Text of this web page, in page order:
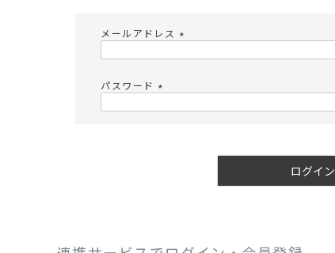
ビジネスバッグ
時計
その他
AS2OV
メールアドレス
)
パスワード
ログイン